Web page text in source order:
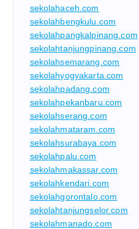
sekolahaceh.com
sekolahbengkulu.com
sekolahpangkalpinang.com
sekolahtanjungpinang.com
sekolahsemarang.com
sekolahyogyakarta.com
sekolahpadang.com
sekolahpekanbaru.com
sekolahserang.com
sekolahmataram.com
sekolahsurabaya.com
sekolahpalu.com
sekolahmakassar.com
sekolahkendari.com
sekolahgorontalo.com
sekolahtanjungselor.com
sekolahmanado.com